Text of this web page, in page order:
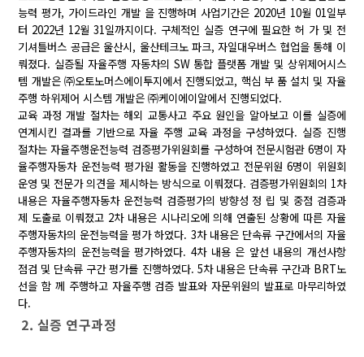
능력 평가, 가이드라인 개발 을 진행하며 사업기간은 2020년 10월 01일부
터 2022년 12월 31일까지이다. 구체적인 실증 연구에 필요한 허 가 및 전
기셔틀버스 공급은 울산시, 울산테크노 파크, 자일대우버스 협업을 통해 이
뤄졌다. 실증될 자율주행 자동차의 SW 통합 플랫폼 개발 및 상위제어시스
템 개발은 ㈜오토노머스에이투지에서 진행되었고, 핵심 부 품 설치 및 자율
주행 하위제어 시스템 개발은 ㈜케이에이알에서 진행되었다.
교육 과정 개발 절차는 해외 교통사고 주요 원인을 알아보고 이를 실증에
연계시킨 결과를 기반으로 자율 주행 교육 과정을 구성하였다. 실증 진행
절차는 자율주행운전능력 검증평가위원회를 구성하여 전문시험관 6명이 자
율주행자동차 운전능력 평가원 활동을 진행하였고 전문위원 6명이 위원회
운영 및 전문가 의견을 제시하는 방식으로 이뤄졌다. 검증평가위원회의 1차
내용은 자율주행자동차 운전능력 검증평가의 방향성 정 립 및 중점 검증과
제 도출로 이뤄졌고 2차 내용은 시나리오에 의해 연출된 상황에 따른 자율
주행자동차의 운전능력을 평가 하였다. 3차 내용은 단속류 구간에서의 자율
주행자동차의 운전능력을 평가하였다. 4차 내용 은 앞선 내용의 개선사항
점검 및 단속류 구간 평가를 진행하였다. 5차 내용은 단속류 구간과 BRT노
선을 함 께 주행하고 자율주행 검증 발표와 자문위원의 발표로 마무리하였
다.
2. 실증 연구과정